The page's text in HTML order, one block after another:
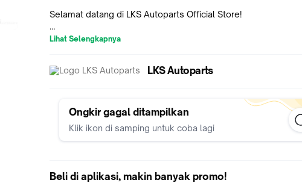
Selamat datang di LKS Autoparts Official Store!
dengan brand aftermarket lainnya, build quality yang sangat
Tanda-tanda WATER PUMP rusak :
3. Mesin berbunyi nyaring
Lihat Selengkapnya
LKS Autoparts
Ongkir gagal ditampilkan
Klik ikon di samping untuk coba lagi
Beli di aplikasi, makin banyak promo!